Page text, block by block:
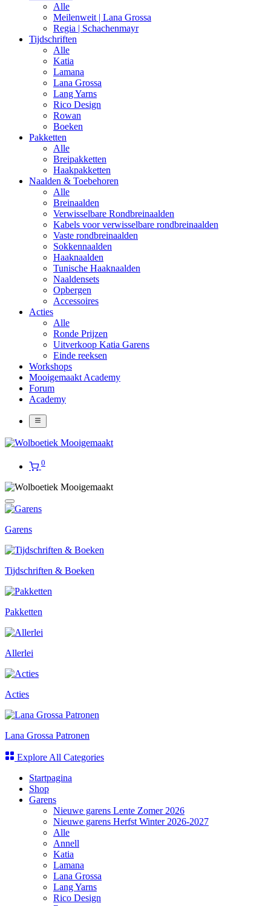
Alle
Meilenweit | Lana Grossa
Regia | Schachenmayr
Tijdschriften
Alle
Katia
Lamana
Lana Grossa
Lang Yarns
Rico Design
Rowan
Boeken
Pakketten
Alle
Breipakketten
Haakpakketten
Naalden & Toebehoren
Alle
Breinaalden
Verwisselbare Rondbreinaalden
Kabels voor verwisselbare rondbreinaalden
Vaste rondbreinaalden
Sokkennaalden
Haaknaalden
Tunische Haaknaalden
Naaldensets
Opbergen
Accessoires
Acties
Alle
Ronde Prijzen
Uitverkoop Katia Garens
Einde reeksen
Workshops
Mooigemaakt Academy
Forum
Academy
0
Garens
Tijdschriften & Boeken
Pakketten
Allerlei
Acties
Lana Grossa Patronen
Explore All Categories
Startpagina
Shop
Garens
Nieuwe garens Lente Zomer 2026
Nieuwe garens Herfst Winter 2026-2027
Alle
Annell
Katia
Lamana
Lana Grossa
Lang Yarns
Rico Design